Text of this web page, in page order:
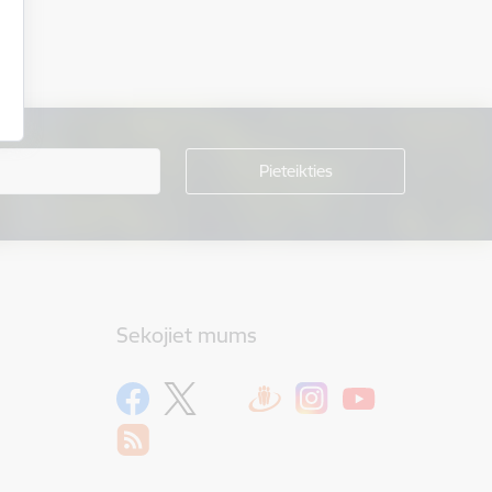
Sekojiet mums